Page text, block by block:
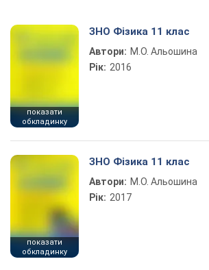
показати
обкладинку
ЗНО Фізика 11 клас
Автори: М.О. Альошина
Рік: 2016
показати
обкладинку
ЗНО Фізика 11 клас
Автори: М.О. Альошина
Рік: 2017